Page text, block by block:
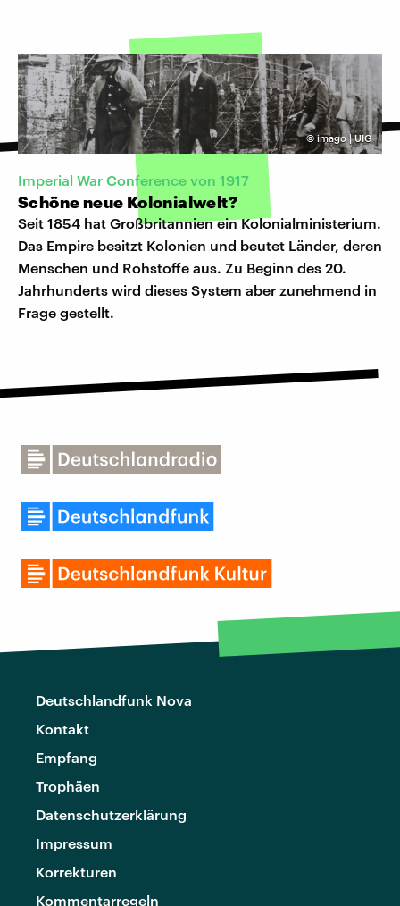
©imago | UIG
Imperial War Conference von 1917
Schöne neue Kolonialwelt?
Seit 1854 hat Großbritannien ein Kolonialministerium.
Das Empire besitzt Kolonien und beutet Länder, deren
Menschen und Rohstoffe aus. Zu Beginn des 20.
Jahrhunderts wird dieses System aber zunehmend in
Frage gestellt.
Deutschlandfunk Nova
Kontakt
Empfang
Trophäen
Datenschutzerklärung
Impressum
Korrekturen
Kommentarregeln